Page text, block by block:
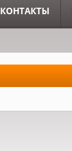
КОНТАКТЫ